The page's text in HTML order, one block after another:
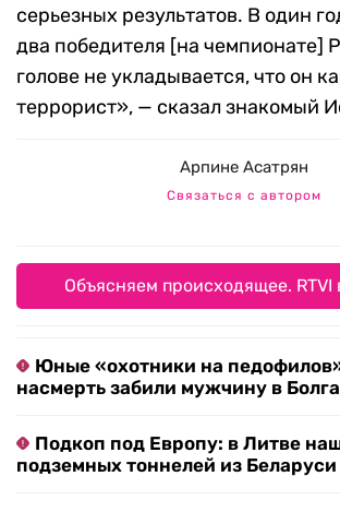
серьезных результатов. В один
два победителя [на чемпионате]
голове не укладывается, что он
террорист», — сказал знакомый
Арпине Асатрян
Связаться с автором
Объясняем происходящее. RTVI
Юные «охотники на
насмерть забили мужчину в
Подкоп под Европу: в Литве
подземных тоннелей из Беларуси